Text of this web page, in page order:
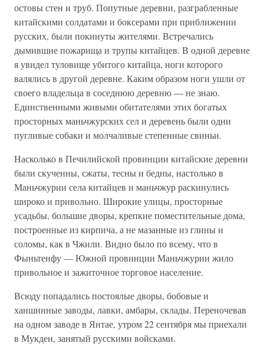
остовы стен и труб. Попутные деревни, разграбленные
китайскими солдатами и боксерами при приближении
русских, были покинуты жителями. Встречались
дымившие пожарища и трупы китайцев. В одной деревне
я увидел туловище убитого китайца, ноги которого
валялись в другой деревне. Каким образом ноги ушли от
своего владельца в соседнюю деревню — не знаю.
Единственными живыми обитателями этих богатых
просторных маньчжурских сел и деревень были одни
пугливые собаки и молчаливые степенные свиньи.
Насколько в Печилийской провинции китайские деревни
были скученны, сжаты, тесны и бедны, настолько в
Маньчжурии села китайцев и маньчжур раскинулись
широко и привольно. Широкие улицы, просторные
усадьбы, большие дворы, крепкие поместительные дома,
построенные из кирпича, а не мазанные из глины и
соломы, как в Чжили. Видно было по всему, что в
Фыньтенфу — Южной провинции Маньчжурии жило
привольное и зажиточное торговое население.
Всюду попадались постоялые дворы, бобовые и
ханшинные заводы, лавки, амбары, склады. Переночевав
на одном заводе в Янтае, утром 22 сентября мы приехали
в Мукден, занятый русскими войсками.